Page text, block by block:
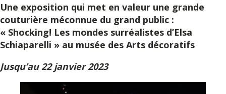
Une exposition qui met en valeur une grande
couturière méconnue du grand public :
« Shocking! Les mondes surréalistes d’Elsa
Schiaparelli » au musée des Arts décoratifs
Jusqu’au 22 janvier 2023